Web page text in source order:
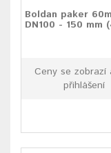
Boldan paker
DN100 - 150 mm
Ceny se zobrazí
přihlášení